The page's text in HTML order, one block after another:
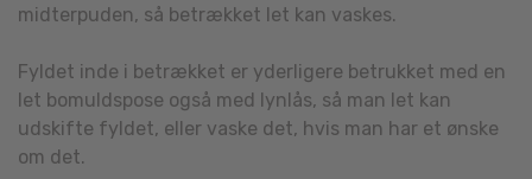
midterpuden, så betrækket let kan vaskes.
Fyldet inde i betrækket er yderligere betrukket med en
let bomuldspose også med lynlås, så man let kan
udskifte fyldet, eller vaske det, hvis man har et ønske
om det.